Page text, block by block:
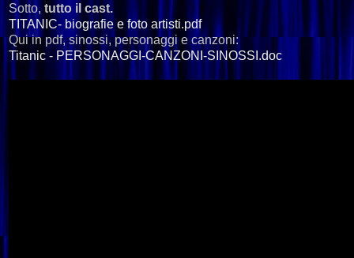
Sotto, tutto il cast.
TITANIC- biografie e foto artisti.pdf
Qui in pdf, sinossi, personaggi e canzoni:
Titanic - PERSONAGGI-CANZONI-SINOSSI.doc